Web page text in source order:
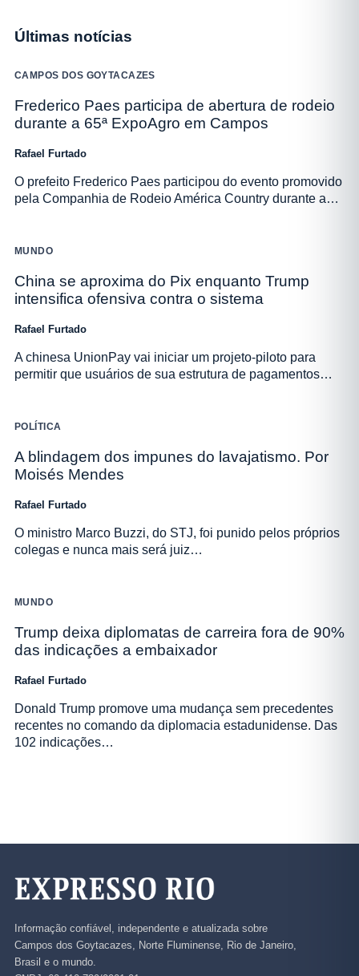
Últimas notícias
CAMPOS DOS GOYTACAZES
Frederico Paes participa de abertura de rodeio
durante a 65ª ExpoAgro em Campos
Rafael Furtado
O prefeito Frederico Paes participou do evento promovido
pela Companhia de Rodeio América Country durante a…
MUNDO
China se aproxima do Pix enquanto Trump
intensifica ofensiva contra o sistema
Rafael Furtado
A chinesa UnionPay vai iniciar um projeto-piloto para
permitir que usuários de sua estrutura de pagamentos…
POLÍTICA
A blindagem dos impunes do lavajatismo. Por
Moisés Mendes
Rafael Furtado
O ministro Marco Buzzi, do STJ, foi punido pelos próprios
colegas e nunca mais será juiz…
MUNDO
Trump deixa diplomatas de carreira fora de 90%
das indicações a embaixador
Rafael Furtado
Donald Trump promove uma mudança sem precedentes
recentes no comando da diplomacia estadunidense. Das
102 indicações…
Informação confiável, independente e atualizada sobre
Campos dos Goytacazes, Norte Fluminense, Rio de Janeiro,
Brasil e o mundo.